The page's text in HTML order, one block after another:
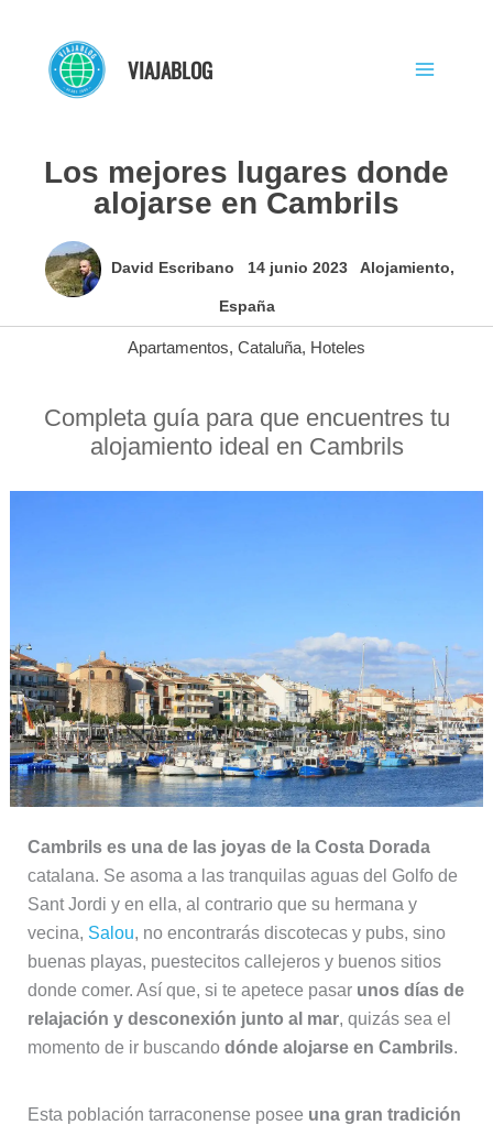
contenido
VIAJABLOG
Los mejores lugares donde
alojarse en Cambrils
David Escribano 14 junio 2023 Alojamiento,
España
Apartamentos, Cataluña, Hoteles
Completa guía para que encuentres tu
alojamiento ideal en Cambrils
Cambrils es una de las joyas de la Costa Dorada
catalana. Se asoma a las tranquilas aguas del Golfo de
Sant Jordi y en ella, al contrario que su hermana y
vecina, Salou, no encontrarás discotecas y pubs, sino
buenas playas, puestecitos callejeros y buenos sitios
donde comer. Así que, si te apetece pasar unos días de
relajación y desconexión junto al mar, quizás sea el
momento de ir buscando dónde alojarse en Cambrils.
Esta población tarraconense posee una gran tradición